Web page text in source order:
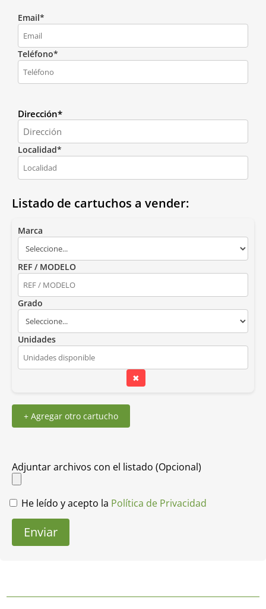
Email*
Teléfono*
Dirección*
Localidad*
Listado de cartuchos a vender:
Marca
REF / MODELO
Grado
Unidades
✖
+ Agregar otro cartucho
Adjuntar archivos con el listado (Opcional)
He leído y acepto la Política de Privacidad
Enviar